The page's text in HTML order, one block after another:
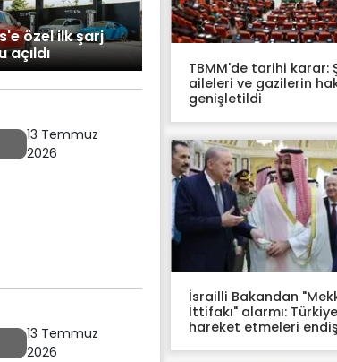
ve hafif ticari araç pazarı
döneminde yüzde 10,72
özel ilk şarj
açıldı
13 Temmuz
2026
13 Temmuz
2026
TBMM'de tarihi karar:
aileleri ve gazilerin
genişletildi
İsrailli Bakandan
İttifakı" alarmı:
hareket etmeleri